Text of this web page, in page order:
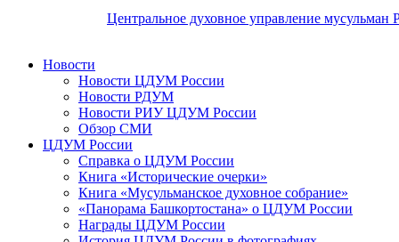
Центральное духовное управление мусульман
Новости
Новости ЦДУМ России
Новости РДУМ
Новости РИУ ЦДУМ России
Обзор СМИ
ЦДУМ России
Справка о ЦДУМ России
Книга «Исторические очерки»
Книга «Мусульманское духовное собрание»
«Панорама Башкортостана» о ЦДУМ России
Награды ЦДУМ России